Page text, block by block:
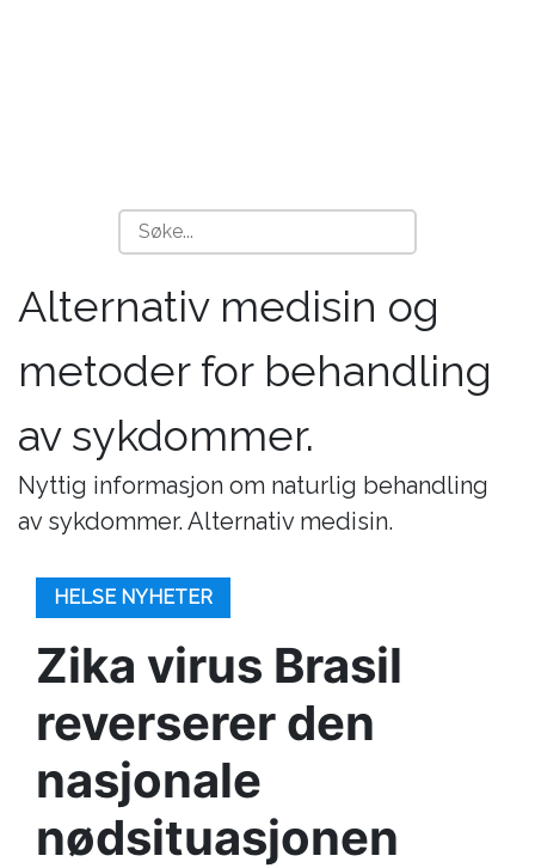
Alternativ medisin og
metoder for behandling
av sykdommer.
Nyttig informasjon om naturlig behandling
av sykdommer. Alternativ medisin.
HELSE NYHETER
Zika virus Brasil
reverserer den
nasjonale
nødsituasjonen